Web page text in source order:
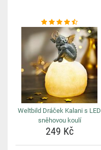
Weltbild Dráček Kalani s LED
sněhovou koulí
249 Kč